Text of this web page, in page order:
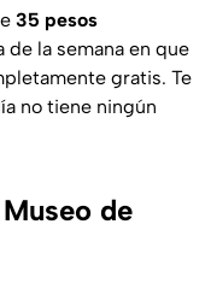
35 pesos
de la semana en que
gratis. Te
no tiene ningún
de